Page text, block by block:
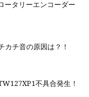
タリーエンコーダー
カチ音の原因は？！
不具合発生！